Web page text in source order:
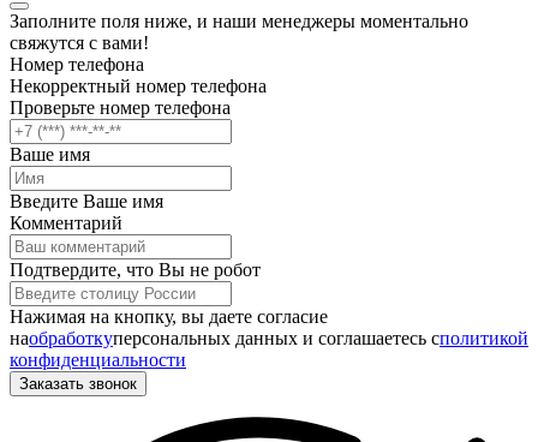
Заполните поля ниже, и наши менеджеры моментально
свяжутся с вами!
Номер телефона
Некорректный номер телефона
Проверьте номер телефона
Ваше имя
Введите Ваше имя
Комментарий
Подтвердите, что Вы не робот
Нажимая на кнопку, вы даете согласие
наобработкуперсональных данных и соглашаетесь cполитикой
конфиденциальности
Заказать звонок